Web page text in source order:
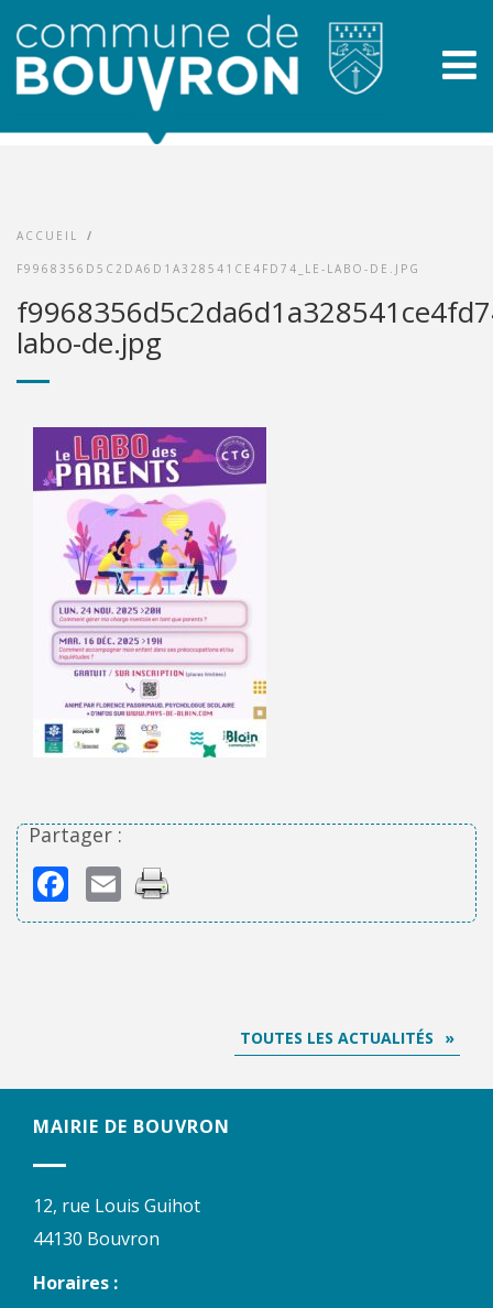
ACCUEIL /
F9968356D5C2DA6D1A328541CE4FD74_LE-LABO-DE.JPG
labo-de.jpg
Partager :
Facebook
Email
TOUTES LES ACTUALITÉS
MAIRIE DE BOUVRON
12, rue Louis Guihot
44130 Bouvron
Horaires :